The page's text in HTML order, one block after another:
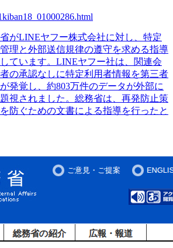
がLINEヤフー株式会社に対し、特定
理と外部送信規律の遵守を求める指導
ています。LINEヤフー社は、関連会
者の承認なしに特定利用者情報を第三者
発覚し、約803万件のデータが外部に
視されました。総務省は、再発防止策
防ぐための文書による指導を行ったと